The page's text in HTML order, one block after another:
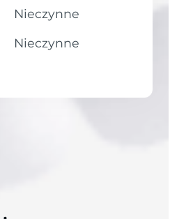
Nieczynne
Nieczynne